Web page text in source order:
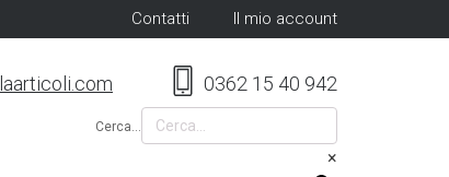
Contatti Il mio account
0362 15 40 942
Cerca...
×